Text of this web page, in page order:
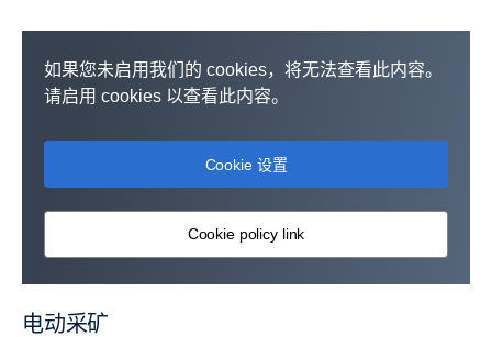
如果您未启用我们的 cookies，将无法查看此内容。
请启用 cookies 以查看此内容。
Cookie 设置
Cookie policy link
电动采矿